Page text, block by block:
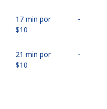
17 min por
⁦$10⁩
-
21 min por
⁦$10⁩
-